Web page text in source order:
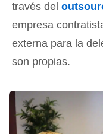
través del
empresa
externa para la
son propias.